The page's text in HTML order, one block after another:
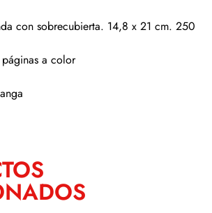
con sobrecubierta. 14,8 x 21 cm. 250
a color